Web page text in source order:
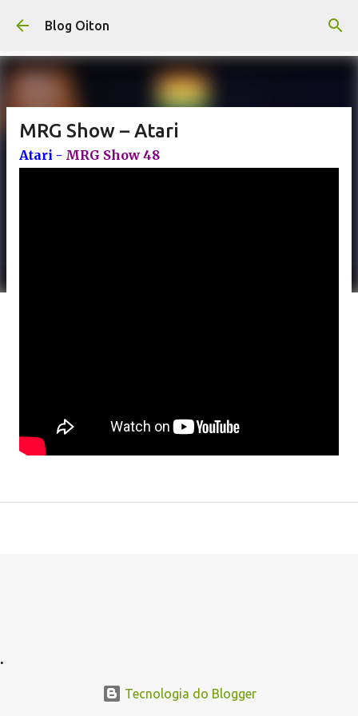
Pular para o conteúdo principal
Blog Oiton
MRG Show – Atari
Atari - MRG Show 48
.
Tecnologia do Blogger